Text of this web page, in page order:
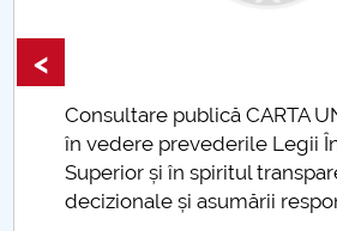
Comisie de etica unversitară
Evenimente CUP
Accesibilitate pentru studenții cu
Raportul Conducerii Centrului
privind implementarea Planului
Consultare publică CARTA
în vedere prevederile Legii
Superior și în spiritul
decizionale și asumării
<